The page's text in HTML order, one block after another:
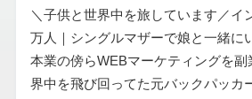
＼子供と世界中を旅しています／イ
万人｜シングルマザーで娘と一緒に
本業の傍らWEBマーケティングを
界中を飛び回ってた元バックパッカ